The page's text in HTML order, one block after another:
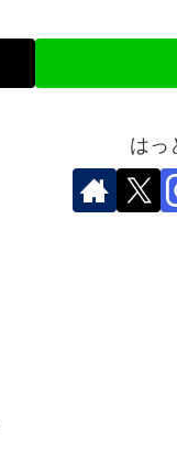
はっ